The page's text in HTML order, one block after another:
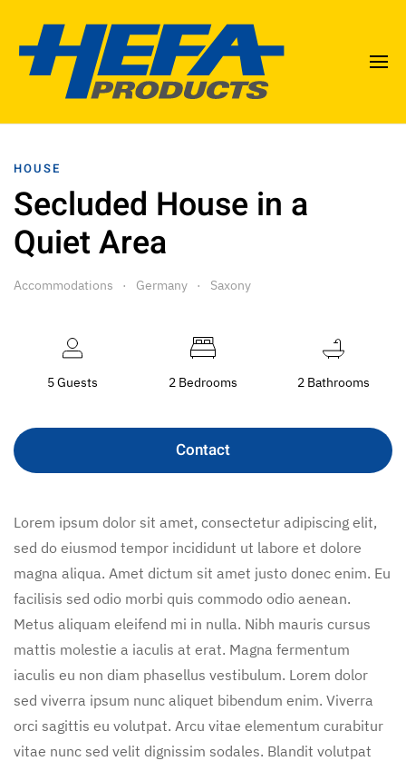
HOUSE
Secluded House in a
Quiet Area
Accommodations Germany Saxony
5 Guests 2 Bedrooms 2 Bathrooms
Contact
Lorem ipsum dolor sit amet, consectetur adipiscing elit,
sed do eiusmod tempor incididunt ut labore et dolore
magna aliqua. Amet dictum sit amet justo donec enim. Eu
facilisis sed odio morbi quis commodo odio aenean.
Metus aliquam eleifend mi in nulla. Nibh mauris cursus
mattis molestie a iaculis at erat. Magna fermentum
iaculis eu non diam phasellus vestibulum. Lorem dolor
sed viverra ipsum nunc aliquet bibendum enim. Viverra
orci sagittis eu volutpat. Arcu vitae elementum curabitur
vitae nunc sed velit dignissim sodales. Blandit volutpat